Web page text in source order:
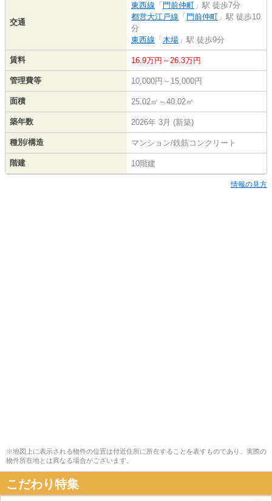
交通
東西線 「 門前仲町 」駅 徒歩7分
都営大江戸線 「 門前仲町 」駅 徒歩10
分
東西線 「 木場 」駅 徒歩9分
賃料 16.9万円～26.3万円
管理費等 10,000円～15,000円
面積 25.02㎡～40.02㎡
築年数 2026年 3月 (新築)
種別/構造 マンション/鉄筋コンクリート
階建 10階建
情報の見方
※地図上に表示される物件の位置は付近住所に所在することを表すものであり、実際の
物件所在地とは異なる場合がございます。
こだわり特集